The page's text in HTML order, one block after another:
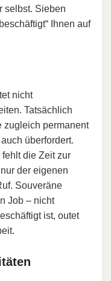
selbst. Sieben
Ihnen auf
nicht
Tatsächlich
zugleich permanent
überfordert.
die Zeit zur
der eigenen
Souveräne
Job – nicht
ist, outet